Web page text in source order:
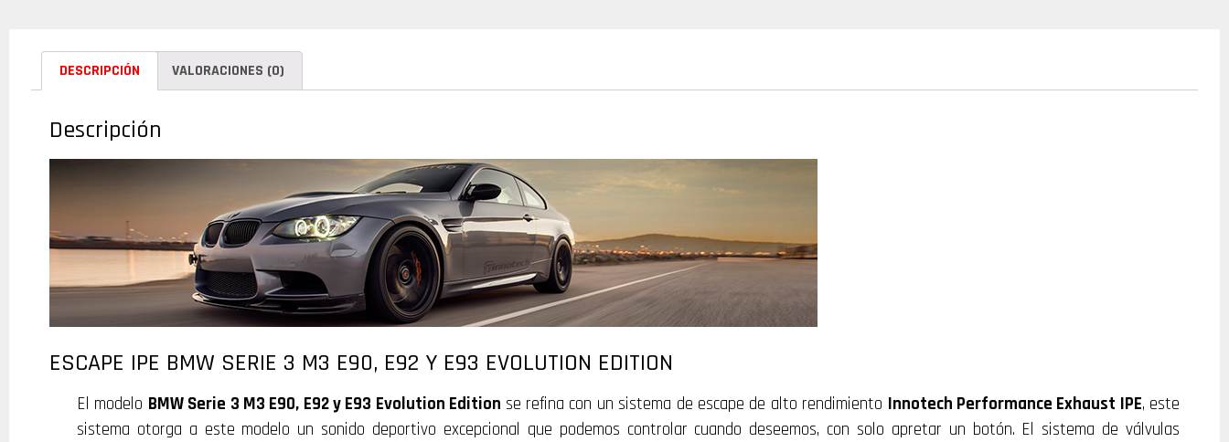
DESCRIPCIÓN VALORACIONES (0)
Descripción
ESCAPE IPE BMW SERIE 3 M3 E90, E92 Y E93 EVOLUTION EDITION
El modelo BMW Serie 3 M3 E90, E92 y E93 Evolution Edition se refina con un sistema de escape de alto rendimiento Innotech Performance Exhaust IPE, este
sistema otorga a este modelo un sonido deportivo excepcional que podemos controlar cuando deseemos, con solo apretar un botón. El sistema de válvulas